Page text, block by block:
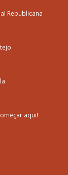
Republicana
aqui!